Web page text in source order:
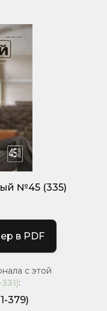
№45 (335)
в PDF
с этой
):
379)